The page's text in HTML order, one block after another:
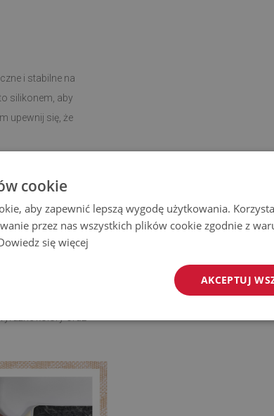
i stabilne na
silikonem, aby
upewnij się, że
o higienę
dopasować do
jak i w salonie,
kolory oraz
cookie
aby zapewnić lepszą wygodę użytkowania.
przez nas wszystkich plików cookie zgodnie z
się więcej
AKCEPTUJ